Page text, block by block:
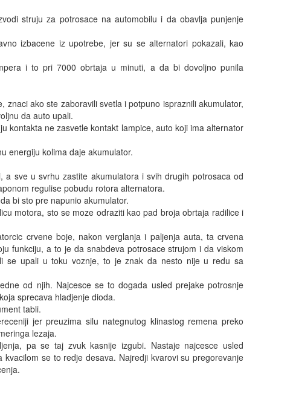
struju za potrosace na automobilu i da obavlja punjenje
izbacene iz upotrebe, jer su se alternatori pokazali, kao
i to pri 7000 obrtaja u minuti, a da bi dovoljno punila
ako ste zaboravili svetla i potpuno ispraznili akumulator,
da auto upali.
kontakta ne zasvetle kontakt lampice, auto koji ima alternator
energiju kolima daje akumulator.
sve u svrhu zastite akumulatora i svih drugih potrosaca od
regulise pobudu rotora alternatora.
bi sto pre napunio akumulator.
motora, sto se moze odraziti kao pad broja obrtaja radilice i
crvene boje, nakon verglanja i paljenja auta, ta crvena
funkciju, a to je da snabdeva potrosace strujom i da viskom
se upali u toku voznje, to je znak da nesto nije u redu sa
od njih. Najcesce se to dogada usled prejake potrosnje
sprecava hladjenje dioda.
tabli.
jer preuzima silu nategnutog klinastog remena preko
lezaja.
pa se taj zvuk kasnije izgubi. Nastaje najcesce usled
se to redje desava. Najredji kvarovi su pregorevanje